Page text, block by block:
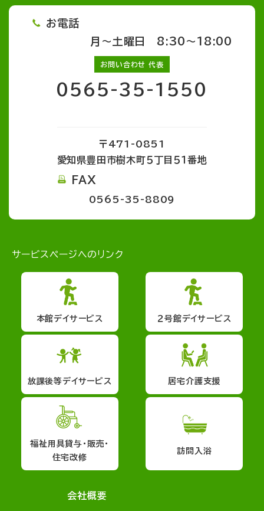
お電話
月～土曜日 8:30～18:00
お問い合わせ 代表
0565-35-1550
〒471-0851
愛知県豊田市樹木町５丁目５１番地
FAX
0565-35-8809
サービスページへのリンク
本館デイサービス ２号館デイサービス
放課後等デイサービス 居宅介護支援
福祉用具貸与・販売・
住宅改修
訪問入浴
会社概要